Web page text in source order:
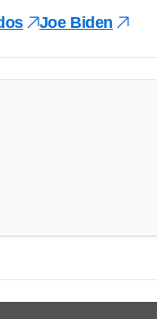
Joe Biden